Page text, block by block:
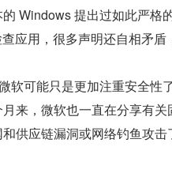
Windows 提出过如此严格
应用，很多声明还自相矛盾
软可能只是更加注重安全性
来，微软也一直在分享有
供应链漏洞或网络钓鱼攻